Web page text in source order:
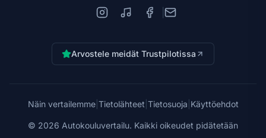
Arvostele meidät Trustpilotissa
Näin vertailemme| Tietolähteet Tietosuoja Käyttöehdot
© 2026 Autokouluvertailu. Kaikki oikeudet pidätetään